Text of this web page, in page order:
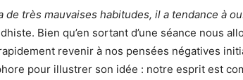
de très mauvaises habitudes, il a tendance à
Bien qu’en sortant d’une séance nous
revenir à nos pensées négatives
pour illustrer son idée : notre esprit est